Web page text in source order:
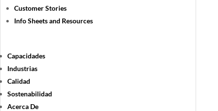
Customer Stories
Info Sheets and Resources
Capacidades
Industrias
Calidad
Sostenabilidad
Acerca De